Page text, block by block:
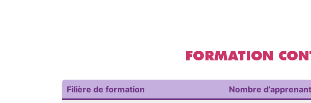
FORMATION
Filière de formation Nombre